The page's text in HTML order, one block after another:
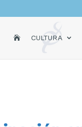
INICIOCULTURA